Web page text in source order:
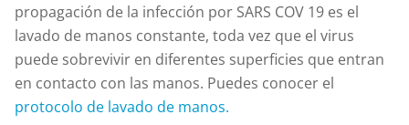
propagación de la infección por SARS COV 19 es el
lavado de manos constante, toda vez que el virus
puede sobrevivir en diferentes superficies que entran
en contacto con las manos. Puedes conocer el
protocolo de lavado de manos.